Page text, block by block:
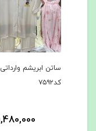
ساتن ابریشم
ک‌د۷۵۹۱